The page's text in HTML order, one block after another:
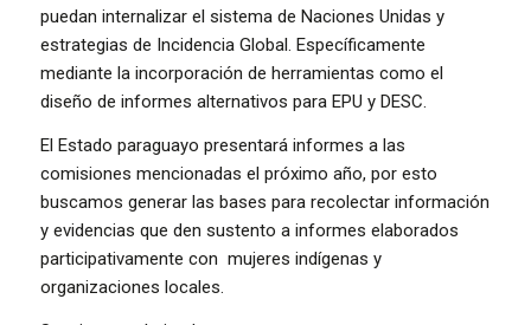
puedan internalizar el sistema de Naciones Unidas y
estrategias de Incidencia Global. Específicamente
mediante la incorporación de herramientas como el
diseño de informes alternativos para EPU y DESC.
El Estado paraguayo presentará informes a las
comisiones mencionadas el próximo año, por esto
buscamos generar las bases para recolectar información
y evidencias que den sustento a informes elaborados
participativamente con mujeres indígenas y
organizaciones locales.